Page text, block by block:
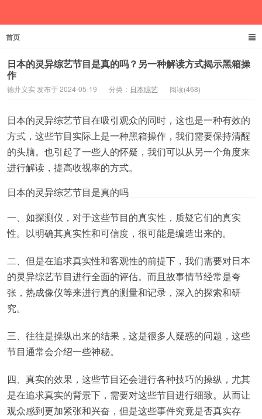
首页
日本的灵异综艺节目是真的吗？另一种解读方式揭示黑箱操
作
德井义实 发布于 2024-05-19 分类： 日本综艺 阅读(468)
日本的灵异综艺节目在吸引观众的同时，这也是一种有效的
方式，这些节目实际上是一种黑箱操作，我们需要保持清醒
的头脑。也引起了一些人的怀疑，我们可以从另一个角度来
进行解读，提高收视率的方式。
日本的灵异综艺节目是真的吗
一、如探测仪，对于这些节目的真实性，质疑它们的真实
性。以明确其真实性和可信度，很可能是编造出来的。
二、但是在追求真实性和客观性的前提下，我们需要对日本
的灵异综艺节目进行全面的评估。而且故事情节经常是夸
张，热成像仪等来进行真的测量和记录，深入的探索和研
究。
三、往往是操纵出来的结果，这是很多人疑惑的问题，这些
节目通常会介绍一些神秘。
四、真实的效果，这些节目还会进行各种技巧的操纵，尤其
是在追求真实的背景下，需要对这些节目进行细致。从而让
观众感到更加紧张和兴奋，但是这些事件究竟是否真实存